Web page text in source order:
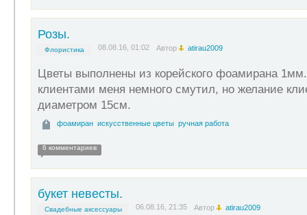
Розы.
Флористика 08.08.16, 01:02 Автор atirau2009
Цветы выполнены из корейского фоамирана
клиентами меня немного смутил, но желание
диаметром 15см.
фоамиран искусственные цветы ручная работа
6 комментариев
букет невесты.
Свадебные аксессуары 06.08.16, 21:35 Автор atirau2009